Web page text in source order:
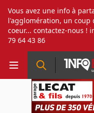
Vous avez une info à
l'agglomération, un coup
coeur... contactez-nous !
79 64 43 86